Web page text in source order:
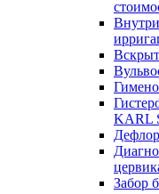
KARL
Забор